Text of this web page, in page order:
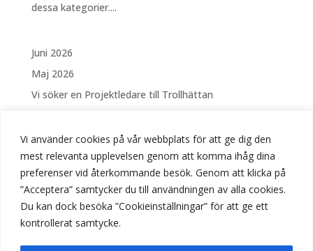
Vi använder cookies på vår webbplats för att ge dig den
mest relevanta upplevelsen genom att komma ihåg dina
preferenser vid återkommande besök. Genom att klicka på
”Acceptera” samtycker du till användningen av alla cookies.
Du kan dock besöka ”Cookieinställningar” för att ge ett
kontrollerat samtycke.
dessa kategorier....
Juni 2026
Maj 2026
Vi söker en Projektledare till Trollhättan
Säsongsanställning – Drift och skötsel av Fontäner
och vattenanläggningar i Linköping
Vi söker Elektriker till Stockholm
Vi söker Elektriker till Trollhättan